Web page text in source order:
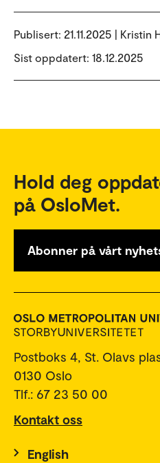
Publisert: 21.11.2025 | Kristin
Sist oppdatert: 18.12.2025
Hold deg
på OsloMet.
Abonner på vårt
Postboks 4, St. Olavs
0130 Oslo
Tlf.: 67 23 50 00
Kontakt oss
English